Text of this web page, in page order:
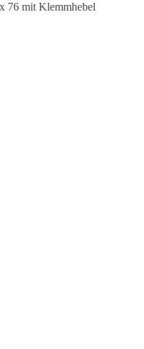
Kundenlösungen
76 mit Klemmhebel